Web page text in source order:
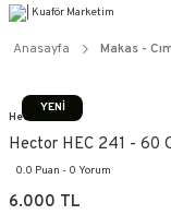
Anasayfa Makas -
YENİ
Hectör
Hector HEC 241 - 60
0.0 Puan - 0 Yorum
6.000 TL